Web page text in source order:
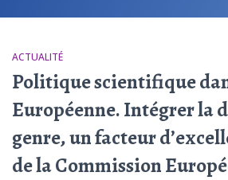
ACTUALITÉ
Politique scientifique
Européenne. Intégrer la
genre, un facteur
de la Commission